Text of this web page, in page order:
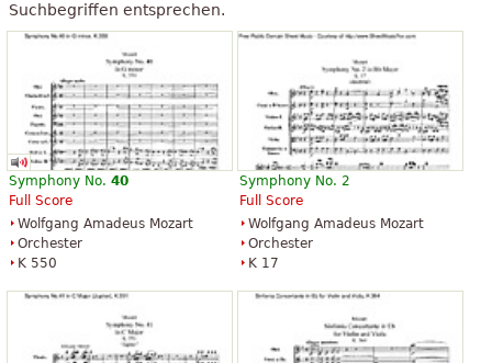
Suchbegriffen entsprechen.
Symphony No. 40
Full Score
Wolfgang Amadeus Mozart
Orchester
K 550
Symphony No. 2
Full Score
Wolfgang Amadeus Mozart
Orchester
K 17